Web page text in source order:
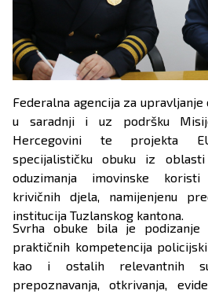
Federalna agencija za
u saradnji i uz podršku
Hercegovini te projekta
specijalističku obuku iz
oduzimanja imovinske
krivičnih djela, namijenjenu
institucija Tuzlanskog kantona.
Svrha obuke bila je
praktičnih kompetencija
kao i ostalih relevantnih
prepoznavanja, otkrivanja,